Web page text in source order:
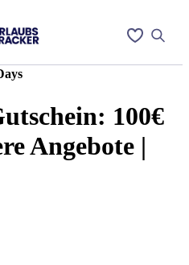
100€
Angebote |